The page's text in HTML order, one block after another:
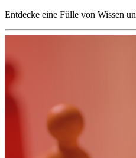
Entdecke eine Fülle von Wissen